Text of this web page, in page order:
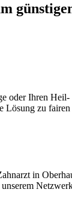
oder Ihren
Lösung zu fairen
in